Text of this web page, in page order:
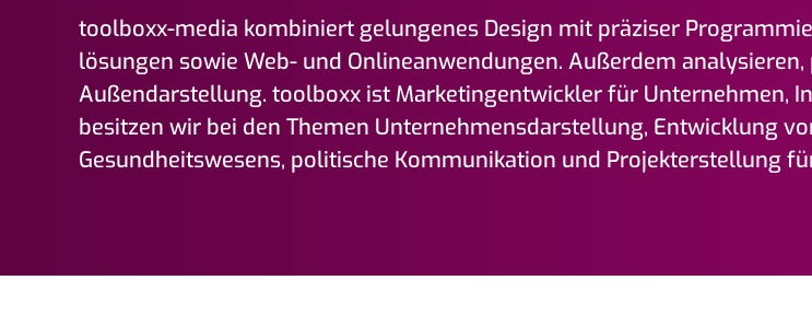
toolboxx-media kombiniert gelungenes Design mit präziser
lösungen sowie Web- und Online­an­wen­dungen. Außerdem
Außen­darstellung. toolboxx ist Marketing­entwickler für Unter­nehmen,
besitzen wir bei den Themen Unternehmens­darstellung, Entwicklung
Gesundheits­wesens, politische Kommunikation und Projekt­erstellung